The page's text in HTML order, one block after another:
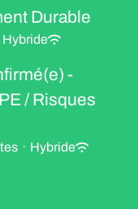
Durable
Hybride
-
/ Risques
· Hybride